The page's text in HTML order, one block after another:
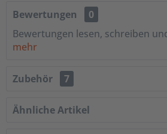
Bewertungen
0
Bewertungen lesen, schreiben
mehr
Zubehör 7
Ähnliche Artikel